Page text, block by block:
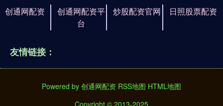
创通网配资
创通网配资平
台
炒股配资官网 日照股票配资
友情链接：
Powered by 创通网配资 RSS地图 HTML地图
Copyright © 2013-2025